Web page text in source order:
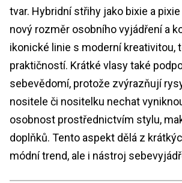
tvar. Hybridní střihy jako bixie a
nový rozměr osobního vyjádření a
ikonické linie s moderní kreativitou,
praktičností. Krátké vlasy také
sebevědomí, protože zvýrazňují
nositele či nositelku nechat
osobnost prostřednictvím stylu,
doplňků. Tento aspekt dělá z
módní trend, ale i nástroj